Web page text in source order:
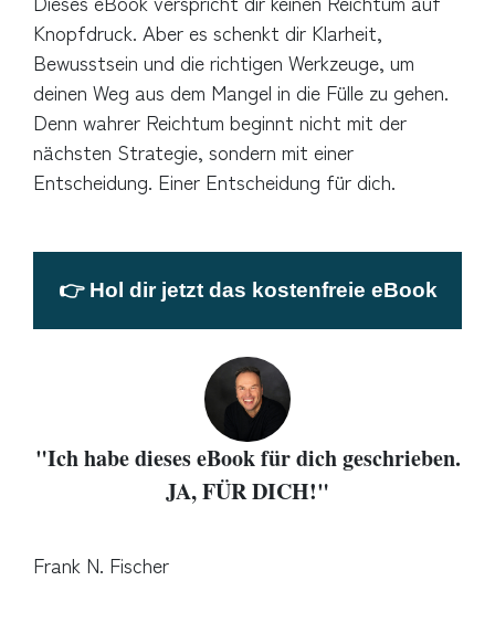
Knopfdruck. Aber es schenkt dir Klarheit,
Bewusstsein und die richtigen Werkzeuge, um
deinen Weg aus dem Mangel in die Fülle zu gehen.
Denn wahrer Reichtum beginnt nicht mit der
nächsten Strategie, sondern mit einer
Entscheidung. Einer Entscheidung für dich.
👉 Hol dir jetzt das kostenfreie eBook
"Ich habe dieses eBook für dich geschrieben.
JA, FÜR DICH!"
Frank N. Fischer